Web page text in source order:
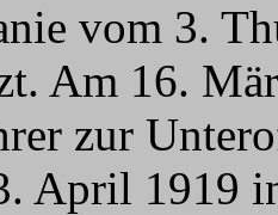
vom 3.
Am 16.
zur
April 1919